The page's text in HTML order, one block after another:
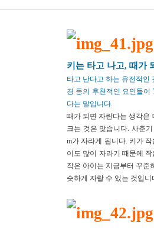
키는 타고 나고, 때가
타고 난다고 하는 유전적인
경 등의 후천적인 요인들이
다는 말입니다.
때가 되면 자란다는 생각은
크는 것은 맞습니다. 사춘
m가 자라게 됩니다. 키가
이도 많이 자라기 때문에
작은 아이는 지금부터 꾸준
슷하게 자랄 수 있는 것입니